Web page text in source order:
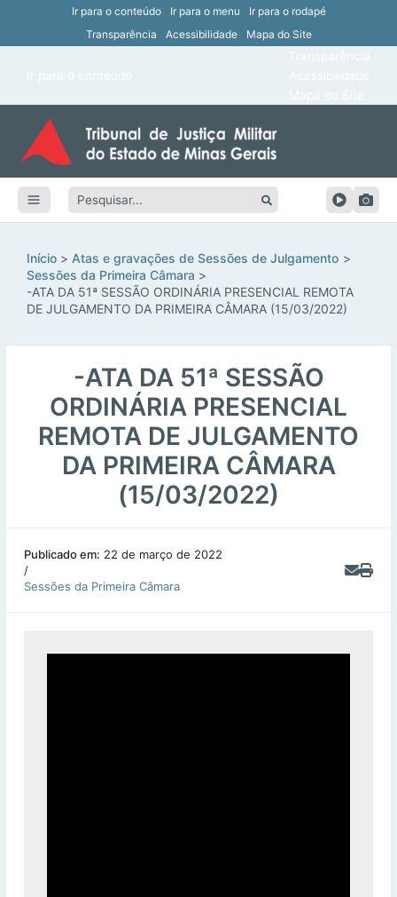
Ir para o conteúdo Ir para o menu
Ir para o rodapé
Transparência
Acessibilidade Mapa do Site
Pesquisar:
Início
Atas e gravações de Sessões de Julgamento
Sessões da Primeira Câmara
-ATA DA 51ª SESSÃO ORDINÁRIA PRESENCIAL REMOTA
DE JULGAMENTO DA PRIMEIRA CÂMARA (15/03/2022)
-ATA DA 51ª SESSÃO
ORDINÁRIA PRESENCIAL
REMOTA DE JULGAMENTO
DA PRIMEIRA CÂMARA
(15/03/2022)
Publicado em: 22 de março de 2022
/
Sessões da Primeira Câmara